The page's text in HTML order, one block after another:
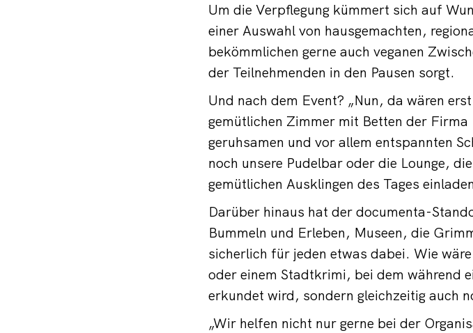
Um die Verpflegung kümmert sich auf
einer Auswahl von hausgemachten,
bekömmlichen gerne auch veganen
der Teilnehmenden in den Pausen sorgt.
Und nach dem Event? „Nun, da wären
gemütlichen Zimmer mit Betten der
geruhsamen und vor allem entspannten
noch unsere Pudelbar oder die Lounge,
gemütlichen Ausklingen des Tages
Darüber hinaus hat der documenta-
Bummeln und Erleben, Museen, die
sicherlich für jeden etwas dabei. Wie
oder einem Stadtkrimi, bei dem während
erkundet wird, sondern gleichzeitig auch
„Wir helfen nicht nur gerne bei der